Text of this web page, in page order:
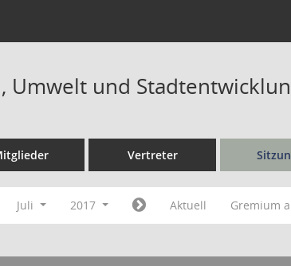
Umwelt und
Vertreter
Juli 2017 Aktuell Gremium